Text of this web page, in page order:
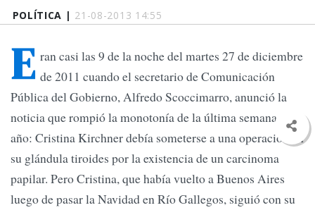
POLÍTICA | 21-08-2013 14:55
E ran casi las 9 de la noche del martes 27 de diciembre
de 2011 cuando el secretario de Comunicación
Pública del Gobierno, Alfredo Scoccimarro, anunció la
noticia que rompió la monotonía de la última semana del
año: Cristina Kirchner debía someterse a una operación en
su glándula tiroides por la existencia de un carcinoma
papilar. Pero Cristina, que había vuelto a Buenos Aires
luego de pasar la Navidad en Río Gallegos, siguió con su